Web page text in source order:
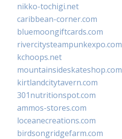
nikko-tochigi.net
caribbean-corner.com
bluemoongiftcards.com
rivercitysteampunkexpo.com
kchoops.net
mountainsideskateshop.com
kirtlandcitytavern.com
301nutritionspot.com
ammos-stores.com
loceanecreations.com
birdsongridgefarm.com